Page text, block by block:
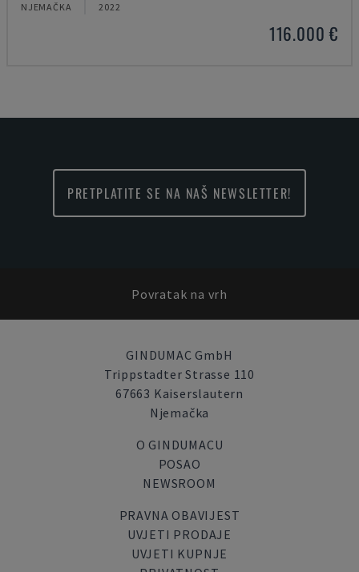
NJEMAČKA 2022
116.000 €
PRETPLATITE SE NA NAŠ NEWSLETTER!
Povratak na vrh
GINDUMAC GmbH
Trippstadter Strasse 110
67663 Kaiserslautern
Njemačka
O GINDUMACU
POSAO
NEWSROOM
PRAVNA OBAVIJEST
UVJETI PRODAJE
UVJETI KUPNJE